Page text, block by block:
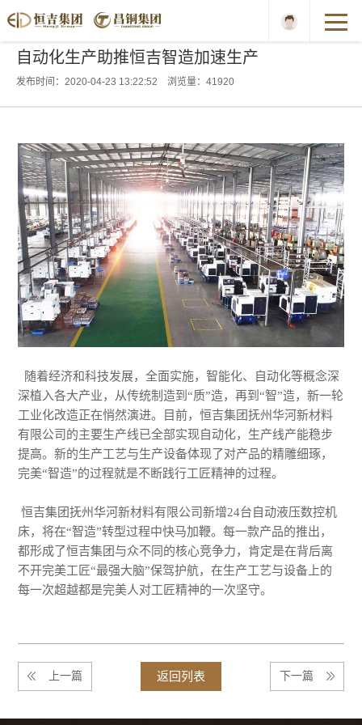
自动化生产助推恒吉智造加速生产
发布时间：2020-04-23 13:22:52 浏览量：41920
随着经济和科技发展，全面实施，智能化、自动化等概念深
深植入各大产业，从传统制造到“质”造，再到“智”造，新一轮
工业化改造正在悄然演进。目前，恒吉集团抚州华河新材料
有限公司的主要生产线已全部实现自动化，生产线产能稳步
提高。新的生产工艺与生产设备体现了对产品的精雕细琢，
完美“智造”的过程就是不断践行工匠精神的过程。
恒吉集团抚州华河新材料有限公司新增24台自动液压数控机
床，将在“智造”转型过程中快马加鞭。每一款产品的推出，
都形成了恒吉集团与众不同的核心竞争力，肯定是在背后离
不开完美工匠“最强大脑”保驾护航，在生产工艺与设备上的
每一次超越都是完美人对工匠精神的一次坚守。
上一篇 返回列表 下一篇